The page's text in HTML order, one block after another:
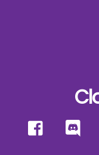
Facebook